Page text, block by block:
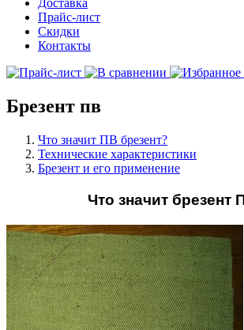
Доставка
Прайс-лист
Скидки
Контакты
Брезент пв
Что значит ПВ брезент?
Технические характеристики
Брезент и его применение
Что значит брезент